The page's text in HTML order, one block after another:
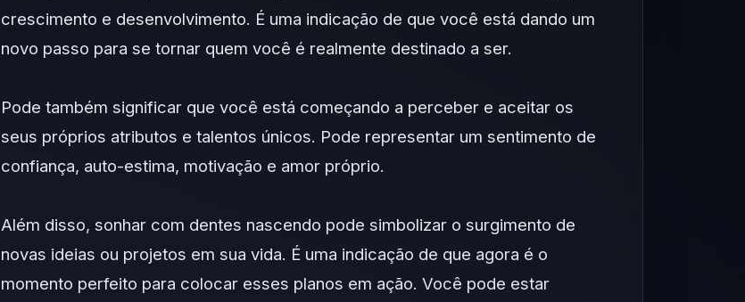
crescimento e desenvolvimento. É uma indicação de que você está dando um
novo passo para se tornar quem você é realmente destinado a ser.
Pode também significar que você está começando a perceber e aceitar os
seus próprios atributos e talentos únicos. Pode representar um sentimento de
confiança, auto-estima, motivação e amor próprio.
Além disso, sonhar com dentes nascendo pode simbolizar o surgimento de
novas ideias ou projetos em sua vida. É uma indicação de que agora é o
momento perfeito para colocar esses planos em ação. Você pode estar